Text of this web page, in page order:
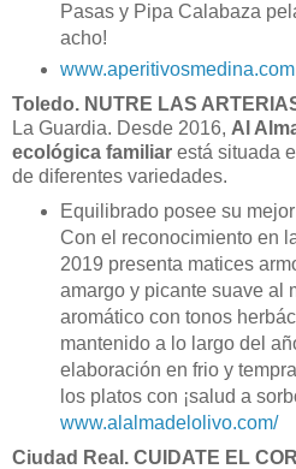
Pasas y Pipa Calabaza
acho!
www.aperitivosmedina.com
Toledo. NUTRE LAS
La Guardia. Desde 2016, Al
ecológica familiar está situada
de diferentes variedades.
Equilibrado posee su
Con el reconocimiento en
2019 presenta matices
amargo y picante suave al
aromático con tonos
mantenido a lo largo del
elaboración en frio y
los platos con ¡salud a
www.alalmadelolivo.com/
Ciudad Real. CUIDATE EL